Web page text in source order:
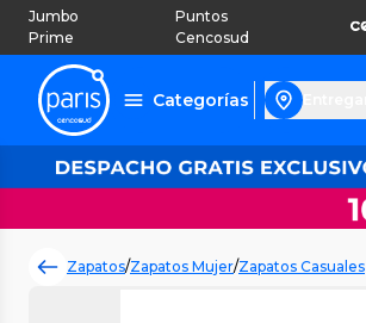
Jumbo
Prime
Puntos
Cencosud
Categorías
Zapatos/Zapatos Mujer/Zapatos Casuales